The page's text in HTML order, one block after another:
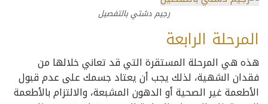
رجيم دشتي بالتفصيل
المرحلة الرابعة
هذه هي المرحلة المستقرة التي قد تعاني خلالها من
فقدان الشهية، لذلك يجب أن يعتاد جسمك على عدم قبول
الأطعمة غير الصحية أو الدهون المشبعة، والالتزام بالأطعمة